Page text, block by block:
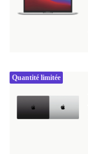
Quantité limitée